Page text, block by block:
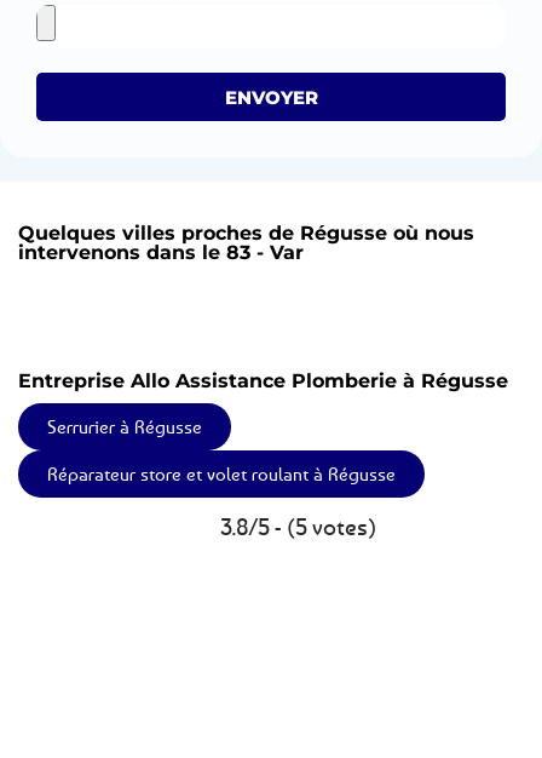
ENVOYER
Quelques villes proches de Régusse où nous
intervenons dans le 83 - Var
Entreprise Allo Assistance Plomberie à Régusse
Serrurier à Régusse
Réparateur store et volet roulant à Régusse
3.8/5 - (5 votes)